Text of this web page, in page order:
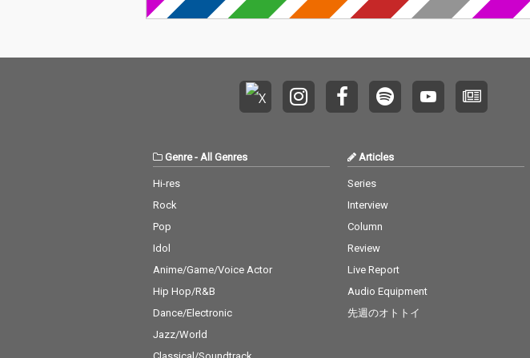
Genre- All Genres
Hi-res
Rock
Pop
Idol
Anime/Game/Voice Actor
Hip Hop/R&B
Dance/Electronic
Jazz/World
Articles
Series
Interview
Column
Review
Live Report
Audio Equipment
先週のオトトイ